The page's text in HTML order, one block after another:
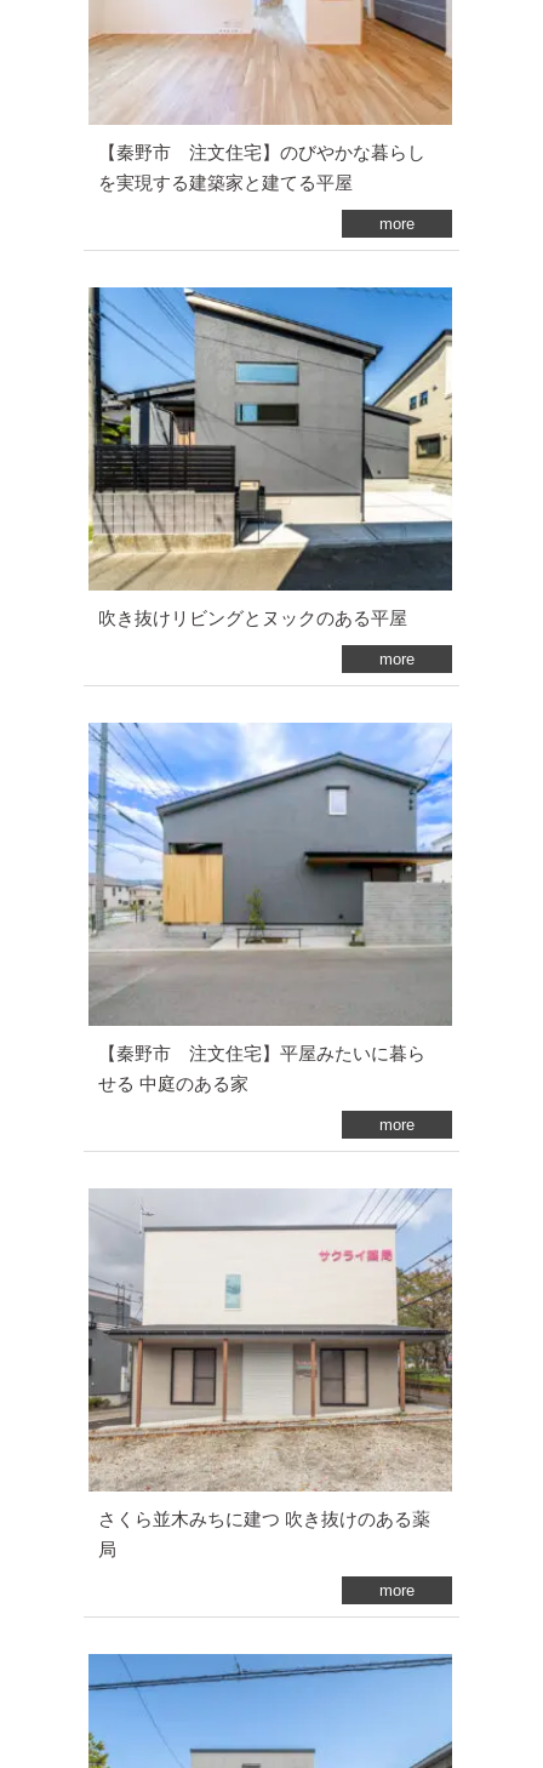
【秦野市 注文住宅】のびやかな暮らし
を実現する建築家と建てる平屋
more
吹き抜けリビングとヌックのある平屋
more
【秦野市 注文住宅】平屋みたいに暮ら
せる 中庭のある家
more
さくら並木みちに建つ 吹き抜けのある薬
局
more